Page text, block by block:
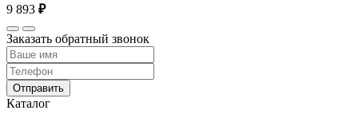
9 893 ₽
Заказать обратный звонок
Отправить
Каталог